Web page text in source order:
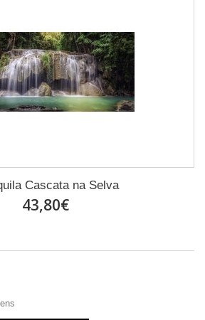
Cascata na Selva
43,80€